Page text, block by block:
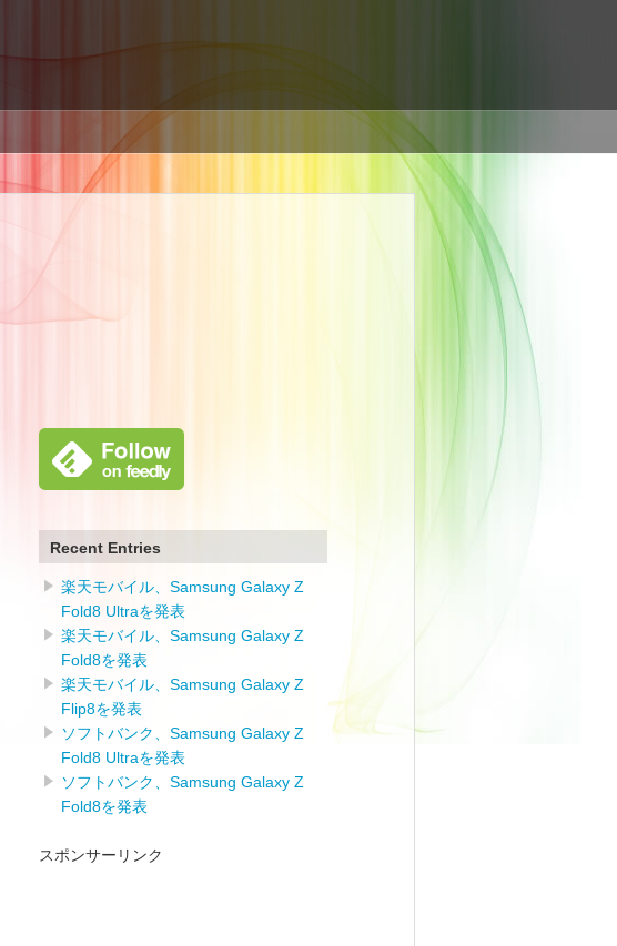
Recent Entries
楽天モバイル、Samsung Galaxy Z
Fold8 Ultraを発表
楽天モバイル、Samsung Galaxy Z
Fold8を発表
楽天モバイル、Samsung Galaxy Z
Flip8を発表
ソフトバンク、Samsung Galaxy Z
Fold8 Ultraを発表
ソフトバンク、Samsung Galaxy Z
Fold8を発表
スポンサーリンク